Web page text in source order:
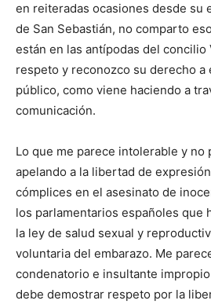
en reiteradas ocasiones desde su
de San Sebastián, no comparto
están en las antípodas del concilio
respeto y reconozco su derecho a
público, como viene haciendo a
comunicación.
Lo que me parece intolerable y no
apelando a la libertad de
cómplices en el asesinato de
los parlamentarios españoles que
la ley de salud sexual y
voluntaria del embarazo. Me
condenatorio e insultante
debe demostrar respeto por la